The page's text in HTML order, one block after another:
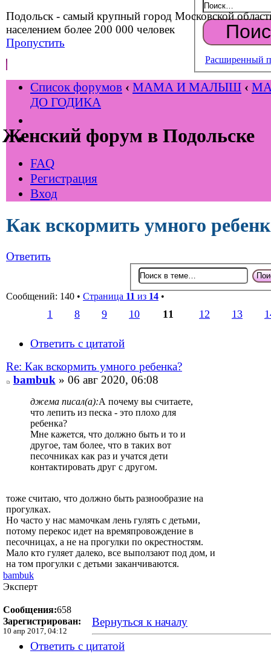
Подольск - самый крупный город Московской
населением более 200 000 человек
Пропустить
Женский форум в Подольске
Расширенный
Список форумов ‹ МАМА И МАЛЫШ ‹
ДО ГОДИКА
FAQ
Регистрация
Вход
Как вскормить умного
Ответить
Сообщений: 140 • Страница 11 из 14 •
1 8 9 10 11 12 13
Ответить с цитатой
Re: Как вскормить умного ребенка?
bambuk» 06 авг 2020, 06:08
джема писал(а):А почему вы считаете,
что лепить из песка - это плохо для
ребенка?
Мне кажется, что должно быть и то и
другое, там более, что в таких вот
песочниках как раз и учатся дети
контактировать друг с другом.
тоже считаю, что должно быть разнообразие на
прогулках.
Но часто у нас мамочкам лень гулять с детьми,
потому перекос идет на времяпровождение в
песочницах, а не на прогулки по окрестностям.
Мало кто гуляет далеко, все выползают под дом, и
на том прогулки с детьми заканчиваются.
bambuk
Эксперт
Сообщения:658
Зарегистрирован:
10 апр 2017, 04:12
Вернуться к началу
Ответить с цитатой